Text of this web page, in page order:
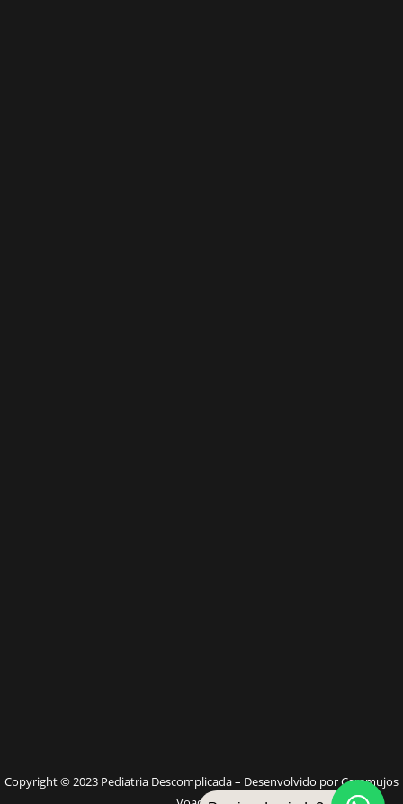
Copyright © 2023 Pediatria Descomplicada – Desenvolvido por Caramujos
W